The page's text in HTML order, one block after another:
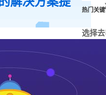
热门关
选择